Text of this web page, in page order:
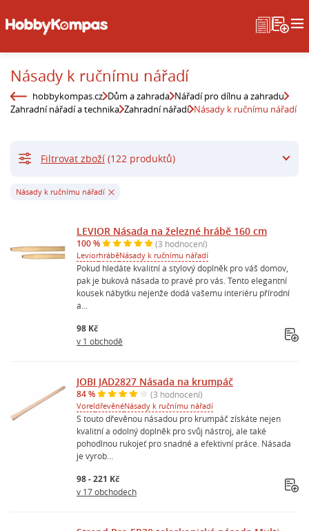
Násady k ručnímu nářadí
hobbykompas.cz Dům a zahrada Nářadí pro dílnu a zahradu
Zahradní nářadí a technika Zahradní nářadí Násady k ručnímu nářadí
LEVIOR Násada na železné hrábě 160 cm
100 % (3 hodnocení)
LeviorhráběNásady k ručnímu nářadí
Pokud hledáte kvalitní a stylový doplněk pro váš domov,
pak je buková násada to pravé pro vás. Tento elegantní
kousek nábytku nejenže dodá vašemu interiéru přírodní
a...
98 Kč
v 1 obchodě
JOBI JAD2827 Násada na krumpáč
84 % (3 hodnocení)
VoreldřevěnéNásady k ručnímu nářadí
S touto dřevěnou násadou pro krumpáč získáte nejen
kvalitní a odolný doplněk pro svůj nástroj, ale také
pohodlnou rukojeť pro snadné a efektivní práce. Násada
je vyrob...
98 - 221 Kč
v 17 obchodech
Filtrovat zboží (122 produktů)
Násady k ručnímu nářadí